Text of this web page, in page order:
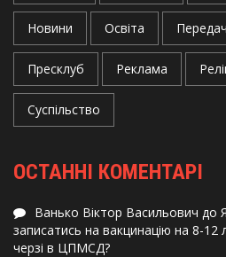
Новини Освіта
Пресклуб Реклама
Суспільство
ОСТАННІ КОМЕНТАРІ
Ванько Віктор Васильович до
записатись на вакцинацію на 8-12
черзі в ЦПМСД?